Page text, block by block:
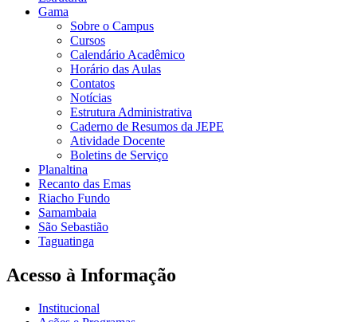
Gama
Sobre o Campus
Cursos
Calendário Acadêmico
Horário das Aulas
Contatos
Notícias
Estrutura Administrativa
Caderno de Resumos da JEPE
Atividade Docente
Boletins de Serviço
Planaltina
Recanto das Emas
Riacho Fundo
Samambaia
São Sebastião
Taguatinga
Acesso à Informação
Institucional